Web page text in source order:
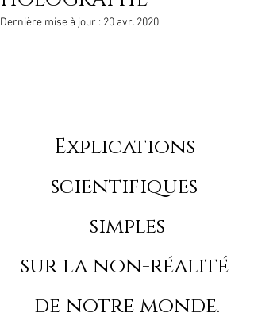
Dernière mise à jour : 20 avr. 2020
Explications
scientifiques
simples
sur la non-réalité
de notre monde.